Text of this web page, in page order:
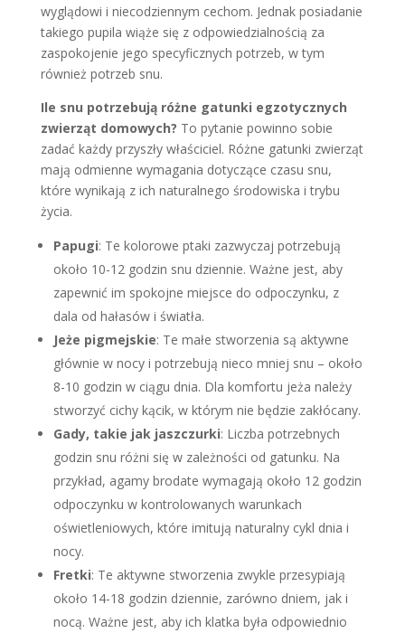
wyglądowi i niecodziennym cechom. Jednak posiadanie
takiego pupila wiąże się z odpowiedzialnością za
zaspokojenie jego specyficznych potrzeb, w tym
również potrzeb snu.
Ile snu potrzebują różne gatunki egzotycznych
zwierząt domowych? To pytanie powinno sobie
zadać każdy przyszły właściciel. Różne gatunki zwierząt
mają odmienne wymagania dotyczące czasu snu,
które wynikają z ich naturalnego środowiska i trybu
życia.
Papugi: Te kolorowe ptaki zazwyczaj potrzebują
około 10-12 godzin snu dziennie. Ważne jest, aby
zapewnić im spokojne miejsce do odpoczynku, z
dala od hałasów i światła.
Jeże pigmejskie: Te małe stworzenia są aktywne
głównie w nocy i potrzebują nieco mniej snu – około
8-10 godzin w ciągu dnia. Dla komfortu jeża należy
stworzyć cichy kącik, w którym nie będzie zakłócany.
Gady, takie jak jaszczurki: Liczba potrzebnych
godzin snu różni się w zależności od gatunku. Na
przykład, agamy brodate wymagają około 12 godzin
odpoczynku w kontrolowanych warunkach
oświetleniowych, które imitują naturalny cykl dnia i
nocy.
Fretki: Te aktywne stworzenia zwykle przesypiają
około 14-18 godzin dziennie, zarówno dniem, jak i
nocą. Ważne jest, aby ich klatka była odpowiednio